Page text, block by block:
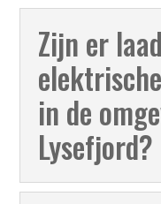
Zijn er
in de
Lysefjord?